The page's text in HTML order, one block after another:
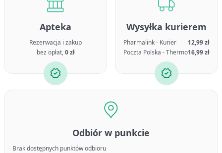
Apteka
Rezerwacja i zakup
bez opłat,0 zł
Wysyłka kurierem
Pharmalink - Kurier
12,99 zł
Poczta Polska - Thermo16,99 zł
Odbiór w punkcie
Brak dostępnych punktów odbioru